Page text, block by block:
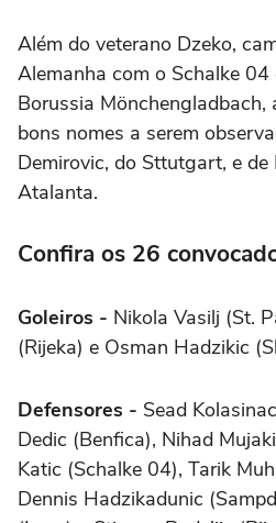
Além do veterano Dzeko,
Alemanha com o Schalke 04
Borussia Mönchengladbach,
bons nomes a serem
Demirovic, do Sttutgart, e de
Atalanta.
Confira os 26
Goleiros - Nikola Vasilj (St.
(Rijeka) e Osman Hadzikic
Defensores - Sead
Dedic (Benfica), Nihad
Katic (Schalke 04), Tarik
Dennis Hadzikadunic